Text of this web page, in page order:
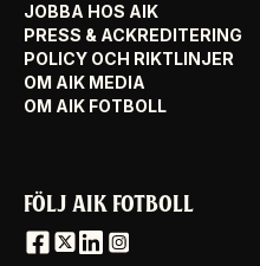
JOBBA HOS AIK
PRESS & ACKREDITERING
POLICY OCH RIKTLINJER
OM AIK MEDIA
OM AIK FOTBOLL
FÖLJ AIK FOTBOLL